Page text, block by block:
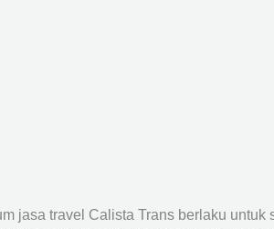
jasa travel Calista Trans berlaku